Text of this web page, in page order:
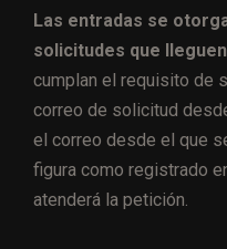
Las entradas se
solicitudes que
cumplan el requisito de
correo de solicitud
el correo desde el que
figura como registrado
atenderá la petición.